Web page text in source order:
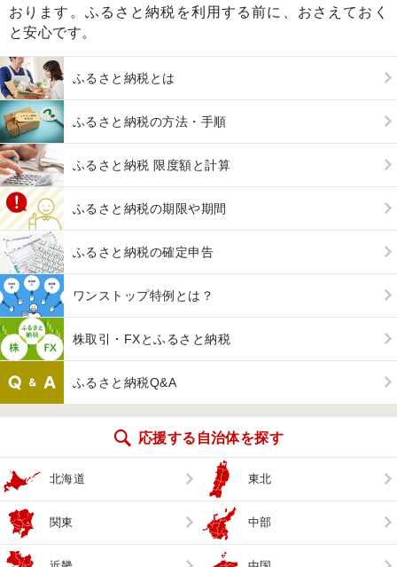
おります。ふるさと納税を利用する前に、おさえておく
と安心です。
ふるさと納税とは
ふるさと納税の方法・手順
ふるさと納税 限度額と計算
ふるさと納税の期限や期間
ふるさと納税の確定申告
ワンストップ特例とは？
株取引・FXとふるさと納税
ふるさと納税Q&A
応援する自治体を探す
北海道 東北
関東 中部